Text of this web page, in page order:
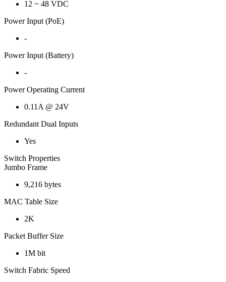
12 ~ 48 VDC
Power Input (PoE)
-
Power Input (Battery)
-
Power Operating Current
0.11A @ 24V
Redundant Dual Inputs
Yes
Switch Properties
Jumbo Frame
9,216 bytes
MAC Table Size
2K
Packet Buffer Size
1M bit
Switch Fabric Speed